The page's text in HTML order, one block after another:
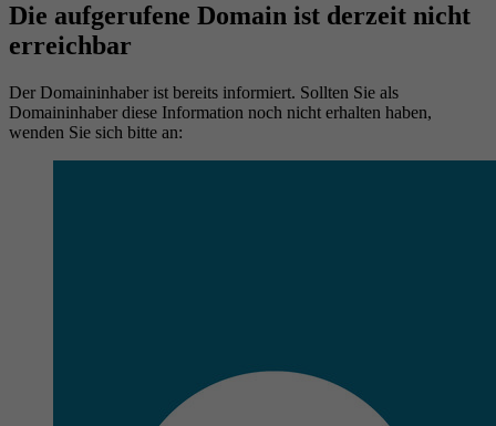
Die aufgerufene Domain ist derzeit nicht
erreichbar
Der Domaininhaber ist bereits informiert. Sollten Sie als
Domaininhaber diese Information noch nicht erhalten haben,
wenden Sie sich bitte an: